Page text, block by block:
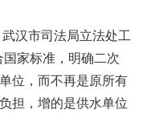
汉市司法局立法处工
家标准，明确二次
位，而不再是原所有
担，增的是供水单位